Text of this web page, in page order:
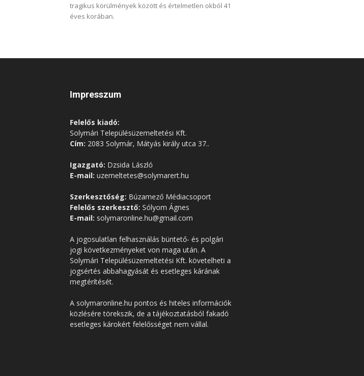
tragikus körülmények között és értelmetlen okból 41
éves korában.
Impresszum
Felelős kiadó:
Solymári Településüzemeltetési Kft.
Cím: 2083 Solymár, Mátyás király utca 37..
Igazgató: Dzsida László
E-mail: uzemeltetes@solymarert.hu
Szerkesztőség: Búzamező Médiacsoport
Felelős szerkesztő: Sólyom Ágnes
E-mail: solymaronline.hu@gmail.com
A jogosulatlan felhasználás büntető- és polgári
jogi következményeket von maga után. A
Solymári Településüzemeltetési Kft. követelheti a
jogsértés abbahagyását és esetleges kárának
megtérítését.
A solymaronline.hu pontos és hiteles információk
közlésére törekszik, de a tájékoztatásból fakadó
esetleges károkért felelősséget nem vállal.